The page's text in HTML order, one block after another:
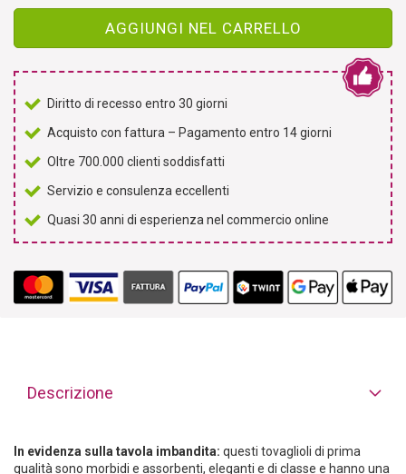
AGGIUNGI NEL CARRELLO
Diritto di recesso entro 30 giorni
Acquisto con fattura – Pagamento entro 14 giorni
Oltre 700.000 clienti soddisfatti
Servizio e consulenza eccellenti
Quasi 30 anni di esperienza nel commercio online
Descrizione
In evidenza sulla tavola imbandita: questi tovaglioli di prima
qualità sono morbidi e assorbenti, eleganti e di classe e hanno una